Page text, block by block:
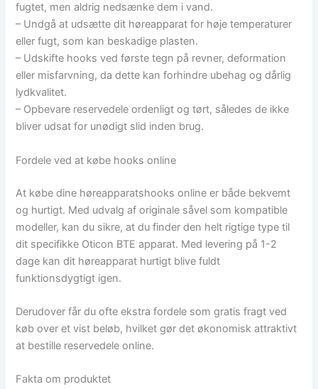
fugtet, men aldrig nedsænke dem i vand.
– Undgå at udsætte dit høreapparat for høje temperaturer
eller fugt, som kan beskadige plasten.
– Udskifte hooks ved første tegn på revner, deformation
eller misfarvning, da dette kan forhindre ubehag og dårlig
lydkvalitet.
– Opbevare reservedele ordenligt og tørt, således de ikke
bliver udsat for unødigt slid inden brug.
Fordele ved at købe hooks online
At købe dine høreapparatshooks online er både bekvemt
og hurtigt. Med udvalg af originale såvel som kompatible
modeller, kan du sikre, at du finder den helt rigtige type til
dit specifikke Oticon BTE apparat. Med levering på 1-2
dage kan dit høreapparat hurtigt blive fuldt
funktionsdygtigt igen.
Derudover får du ofte ekstra fordele som gratis fragt ved
køb over et vist beløb, hvilket gør det økonomisk attraktivt
at bestille reservedele online.
Fakta om produktet